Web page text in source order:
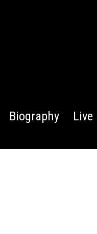
Biography Live